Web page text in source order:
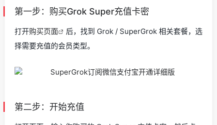
第一步：购买Grok Super充值卡密
打开购买页面
后，找到 Grok / SuperGrok 相关套餐，选
择需要充值的会员类型。
第二步：开始充值